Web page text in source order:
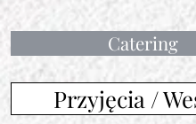
Catering
Przyjęcia /